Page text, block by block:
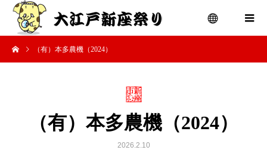
（有）本多農機（2024）
（有）本多農機（2024）
2026.2.10